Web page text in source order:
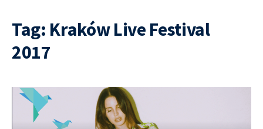
Tag: Kraków Live Festival
2017